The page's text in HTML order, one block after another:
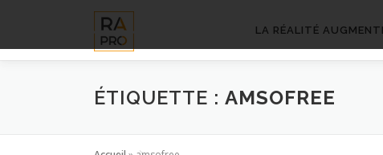
contenu
LA RÉALITÉ
ÉTIQUETTE : AMSOFREE